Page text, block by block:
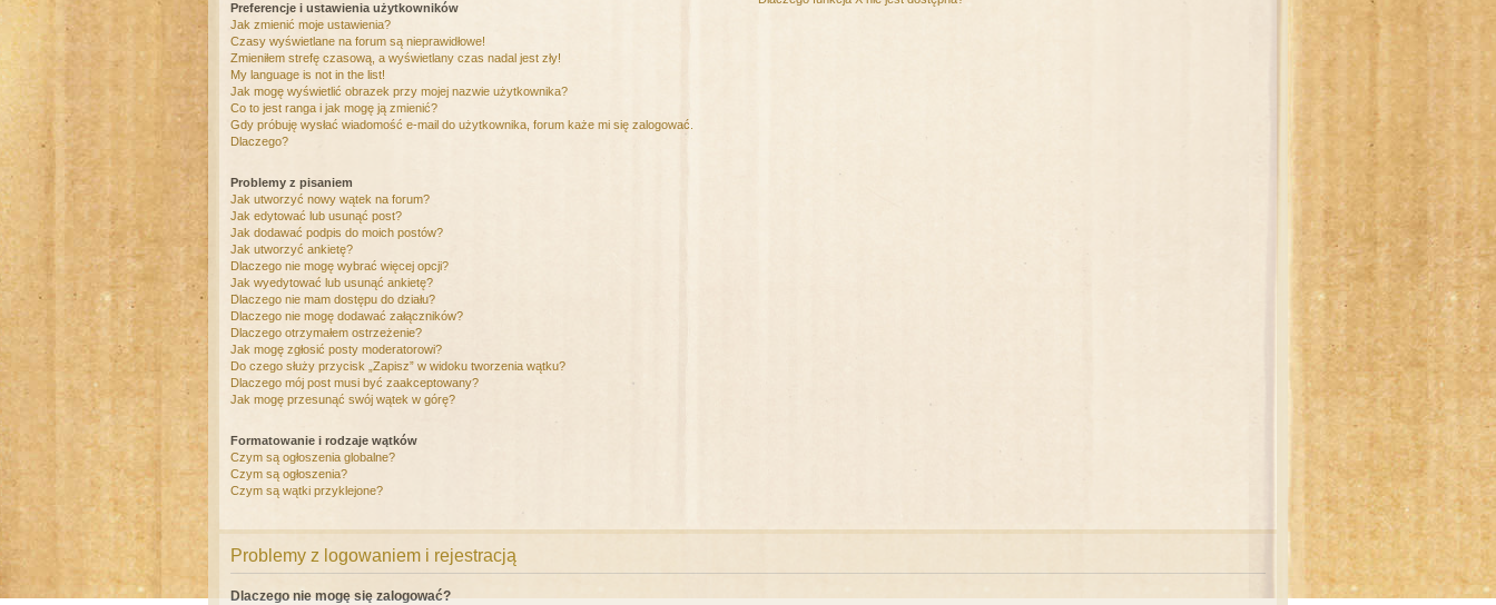
Preferencje i ustawienia użytkowników
Jak zmienić moje ustawienia?
Czasy wyświetlane na forum są nieprawidłowe!
Zmieniłem strefę czasową, a wyświetlany czas nadal jest zły!
My language is not in the list!
Jak mogę wyświetlić obrazek przy mojej nazwie użytkownika?
Co to jest ranga i jak mogę ją zmienić?
Gdy próbuję wysłać wiadomość e-mail do użytkownika, forum każe mi się zalogować.
Dlaczego?
Problemy z pisaniem
Jak utworzyć nowy wątek na forum?
Jak edytować lub usunąć post?
Jak dodawać podpis do moich postów?
Jak utworzyć ankietę?
Dlaczego nie mogę wybrać więcej opcji?
Jak wyedytować lub usunąć ankietę?
Dlaczego nie mam dostępu do działu?
Dlaczego nie mogę dodawać załączników?
Dlaczego otrzymałem ostrzeżenie?
Jak mogę zgłosić posty moderatorowi?
Do czego służy przycisk „Zapisz” w widoku tworzenia wątku?
Dlaczego mój post musi być zaakceptowany?
Jak mogę przesunąć swój wątek w górę?
Formatowanie i rodzaje wątków
Czym są ogłoszenia globalne?
Czym są ogłoszenia?
Czym są wątki przyklejone?
Problemy z logowaniem i rejestracją
Dlaczego nie mogę się zalogować?